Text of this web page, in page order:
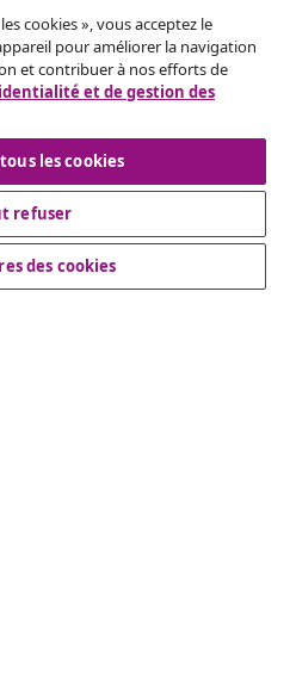
rétractation concernant
le contrat
cookies », vous acceptez le
pour améliorer la navigation
et contribuer à nos efforts de
et de gestion des
les cookies
refuser
des cookies